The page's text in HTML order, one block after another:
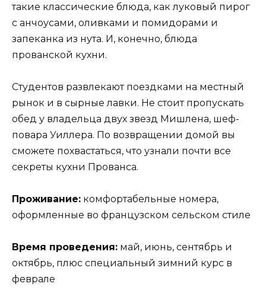
такие классические блюда, как луковый пирог
с анчоусами, оливками и помидорами и
запеканка из нута. И, конечно, блюда
прованской кухни.
Студентов развлекают поездками на местный
рынок и в сырные лавки. Не стоит пропускать
обед у владельца двух звезд Мишлена, шеф-
повара Уиллера. По возвращении домой вы
сможете похвастаться, что узнали почти все
секреты кухни Прованса.
Проживание: комфортабельные номера,
оформленные во французском сельском стиле
Время проведения: май, июнь, сентябрь и
октябрь, плюс специальный зимний курс в
феврале